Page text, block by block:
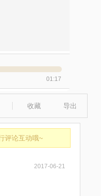
01:17
收藏 导出
评论互动哦~
2017-06-21